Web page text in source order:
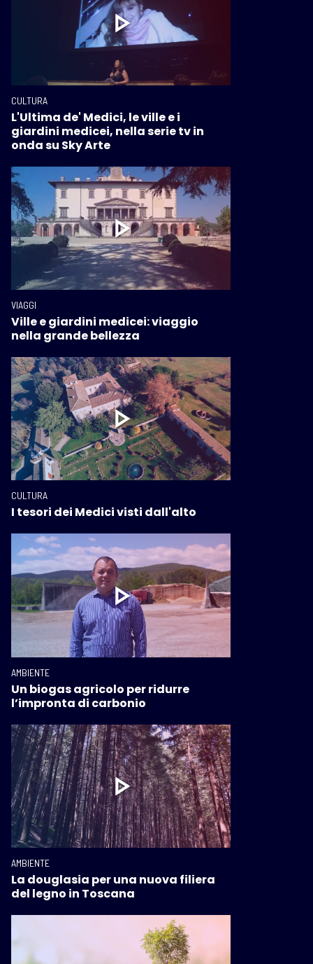
CULTURA
L'Ultima de' Medici, le ville e i
giardini medicei, nella serie tv in
onda su Sky Arte
VIAGGI
Ville e giardini medicei: viaggio
nella grande bellezza
CULTURA
I tesori dei Medici visti dall'alto
AMBIENTE
Un biogas agricolo per ridurre
l’impronta di carbonio
AMBIENTE
La douglasia per una nuova filiera
del legno in Toscana